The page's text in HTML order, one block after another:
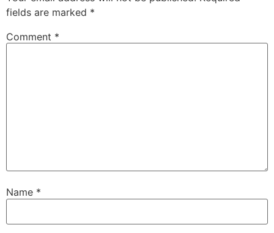
fields are marked *
Comment *
Name *